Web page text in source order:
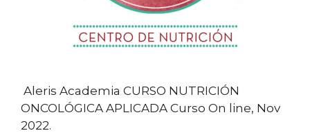
Aleris Academia CURSO NUTRICIÓN
ONCOLÓGICA APLICADA Curso On line, Nov
2022.